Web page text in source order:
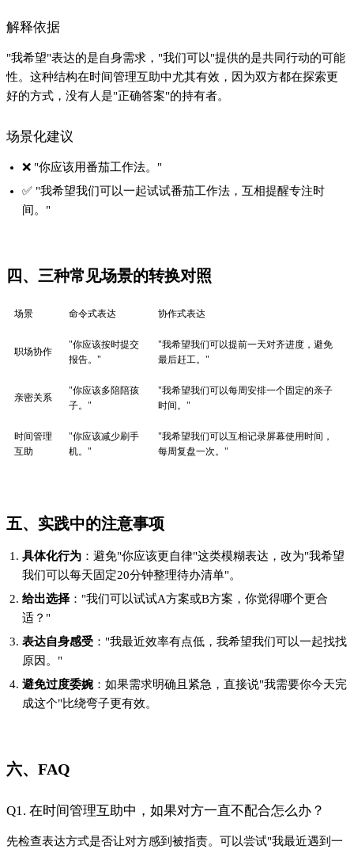
解释依据
"我希望"表达的是自身需求，"我们可以"提供的是共同行动的可能
性。这种结构在时间管理互助中尤其有效，因为双方都在探索更
好的方式，没有人是"正确答案"的持有者。
场景化建议
❌ "你应该用番茄工作法。"
✅ "我希望我们可以一起试试番茄工作法，互相提醒专注时
间。"
四、三种常见场景的转换对照
场景 命令式表达 协作式表达
职场协作
"你应该按时提交
报告。"
"我希望我们可以提前一天对齐进度，避免
最后赶工。"
亲密关系
"你应该多陪陪孩
子。"
"我希望我们可以每周安排一个固定的亲子
时间。"
时间管理
互助
"你应该减少刷手
机。"
"我希望我们可以互相记录屏幕使用时间，
每周复盘一次。"
五、实践中的注意事项
具体化行为 ：避免"你应该更自律"这类模糊表达，改为"我希望
我们可以每天固定20分钟整理待办清单"。
给出选择 ："我们可以试试A方案或B方案，你觉得哪个更合
适？"
表达自身感受 ："我最近效率有点低，我希望我们可以一起找找
原因。"
避免过度委婉：如果需求明确且紧急，直接说"我需要你今天完
成这个"比绕弯子更有效。
六、FAQ
Q1. 在时间管理互助中，如果对方一直不配合怎么办？
先检查表达方式是否让对方感到被指责。可以尝试"我最近遇到一